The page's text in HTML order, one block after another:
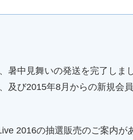
暑中見舞いの発送を完了しまし
及び2015年8月からの新規会
2016の抽選販売のご案内が